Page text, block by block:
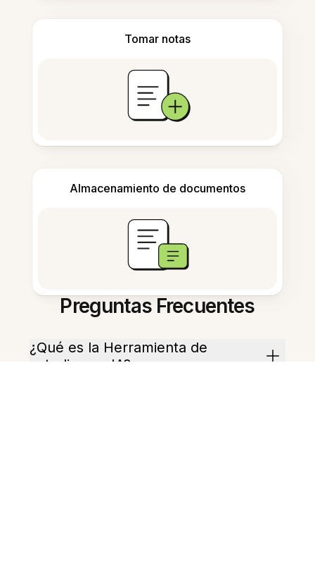
Tomar notas
Almacenamiento de documentos
Preguntas Frecuentes
¿Qué es la Herramienta de
estudio con IA?